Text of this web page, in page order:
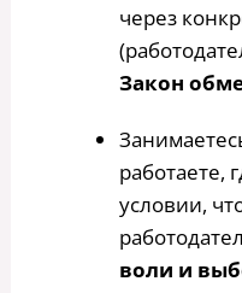
через
Закон
работаете,
условии,
воли и